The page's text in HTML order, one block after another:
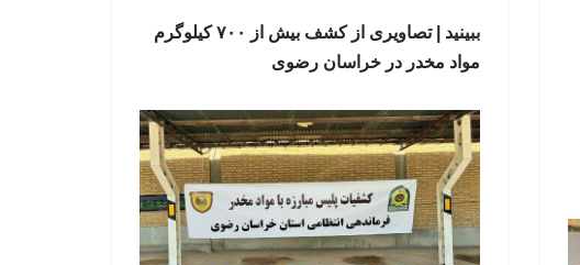
ببینید | تصاویری از کشف بیش از ۷۰۰ کیلوگرم
مواد مخدر در خراسان رضوی